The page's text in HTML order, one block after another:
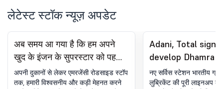
लेटेस्ट स्टॉक न्यूज़ अपडेट
अब समय आ गया है कि हम अपने
खुद के इंजन के सुपरस्टार को पहचानें
और उनकी सराहना करें
अपनी दुकानों से लेकर एमरजेंसी रोडसाइड स्टॉप
तक, हमारी विश्वसनीय और कड़ी मेहनत करने
Adani, Total sign
develop Dhamra
project, fuel
नए सर्विस स्टेशन भारतीय
लुब्रिकेंट की पूरी लाइनअप